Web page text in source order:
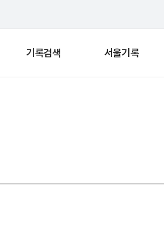
기록검색 서울기록